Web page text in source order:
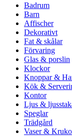
Badrum
Barn
Affischer
Dekorativt
Fat & skålar
Förvaring
Glas & porslin
Klockor
Knoppar &
Kök &
Kontor
Ljus &
Speglar
Trädgård
Vaser &